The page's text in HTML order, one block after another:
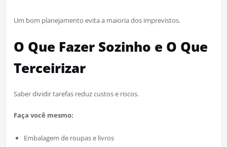
Um bom planejamento evita a maioria dos imprevistos.
O Que Fazer Sozinho e O Que
Terceirizar
Saber dividir tarefas reduz custos e riscos.
Faça você mesmo:
Embalagem de roupas e livros